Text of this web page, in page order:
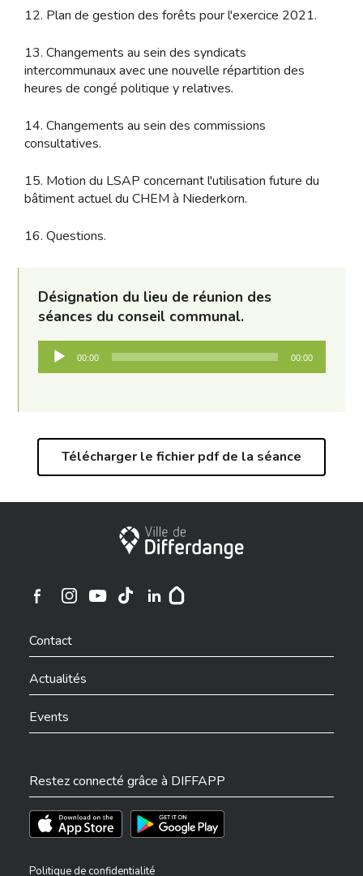
12. Plan de gestion des forêts pour l'exercice 2021.
13. Changements au sein des syndicats
intercommunaux avec une nouvelle répartition des
heures de congé politique y relatives.
14. Changements au sein des commissions
consultatives.
15. Motion du LSAP concernant l'utilisation future du
bâtiment actuel du CHEM à Niederkorn.
16. Questions.
Désignation du lieu de réunion des
séances du conseil communal.
Lecteur
audio
00:00 00:00
Télécharger le fichier pdf de la séance
Ville de Differdange
Ville de Differdange sur Instagram
Contact
Actualités
Events
Restez connecté grâce à DIFFAPP
Téléchargez l'app sur l'App StoreTéléchargez l'app sur Play Store
Politique de confidentialité